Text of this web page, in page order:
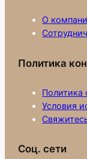
О
Политика
Политика
Условия
Соц. сети